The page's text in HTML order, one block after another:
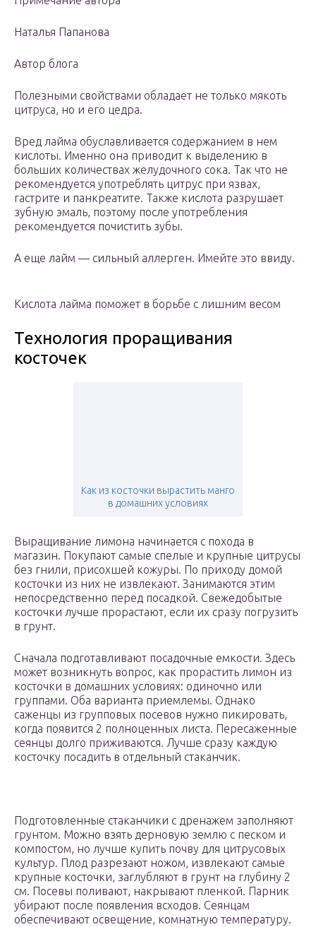
Наталья Папанова
Автор блога
Полезными свойствами обладает не только мякоть
цитруса, но и его цедра.
Вред лайма обуславливается содержанием в нем
кислоты. Именно она приводит к выделению в
больших количествах желудочного сока. Так что не
рекомендуется употреблять цитрус при язвах,
гастрите и панкреатите. Также кислота разрушает
зубную эмаль, поэтому после употребления
рекомендуется почистить зубы.
А еще лайм — сильный аллерген. Имейте это ввиду.
Кислота лайма поможет в борьбе с лишним весом
Технология проращивания
косточек
Как из косточки вырастить манго
в домашних условиях
Выращивание лимона начинается с похода в
магазин. Покупают самые спелые и крупные цитрусы
без гнили, присохшей кожуры. По приходу домой
косточки из них не извлекают. Занимаются этим
непосредственно перед посадкой. Свежедобытые
косточки лучше прорастают, если их сразу погрузить
в грунт.
Сначала подготавливают посадочные емкости. Здесь
может возникнуть вопрос, как прорастить лимон из
косточки в домашних условиях: одиночно или
группами. Оба варианта приемлемы. Однако
саженцы из групповых посевов нужно пикировать,
когда появится 2 полноценных листа. Пересаженные
сеянцы долго приживаются. Лучше сразу каждую
косточку посадить в отдельный стаканчик.
Подготовленные стаканчики с дренажем заполняют
грунтом. Можно взять дерновую землю с песком и
компостом, но лучше купить почву для цитрусовых
культур. Плод разрезают ножом, извлекают самые
крупные косточки, заглубляют в грунт на глубину 2
см. Посевы поливают, накрывают пленкой. Парник
убирают после появления всходов. Сеянцам
обеспечивают освещение, комнатную температуру.